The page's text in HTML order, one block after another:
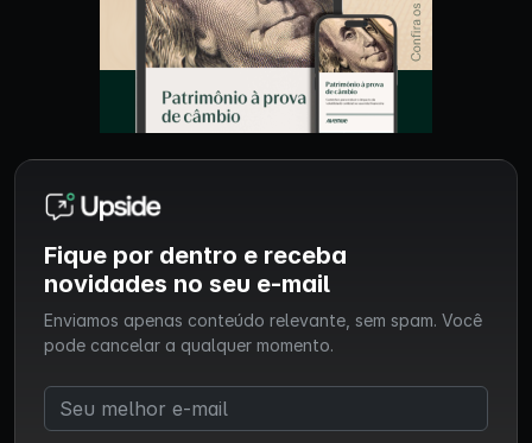
Fique por dentro e receba
novidades no seu e-mail
Enviamos apenas conteúdo relevante, sem spam. Você
pode cancelar a qualquer momento.